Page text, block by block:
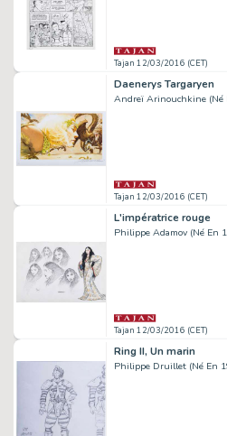
Tajan 12/03/2016 (CET)
Daenerys Targaryen
Andreï Arinouchkine (Né
Tajan 12/03/2016 (CET)
L'impératrice rouge
Philippe Adamov (Né En
Tajan 12/03/2016 (CET)
Ring II, Un marin
Philippe Druillet (Né En